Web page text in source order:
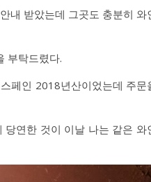
내 받았는데 그곳도 충분히 와
부탁드렸다.
페인 2018년산이었는데 주문
당연한 것이 이날 나는 같은 와